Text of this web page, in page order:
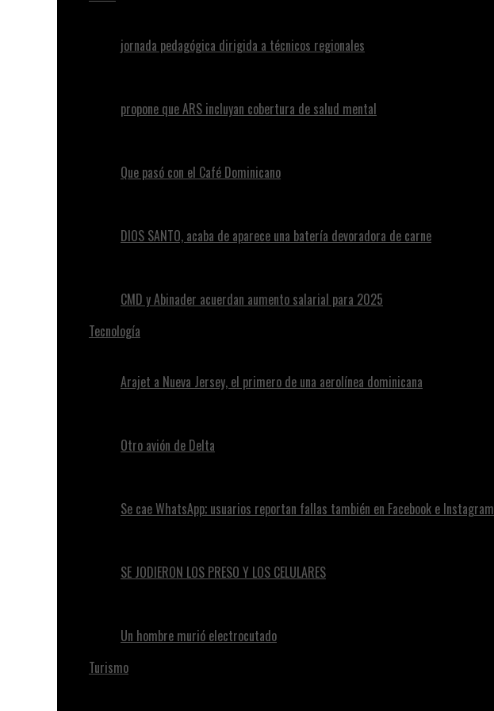
jornada pedagógica dirigida a técnicos regionales
propone que ARS incluyan cobertura de salud mental
Que pasó con el Café Dominicano
DIOS SANTO, acaba de aparece una batería devoradora de carne
CMD y Abinader acuerdan aumento salarial para 2025
Tecnología
Arajet a Nueva Jersey, el primero de una aerolínea dominicana
Otro avión de Delta
Se cae WhatsApp; usuarios reportan fallas también en Facebook e Instagram
SE JODIERON LOS PRESO Y LOS CELULARES
Un hombre murió electrocutado
Turismo